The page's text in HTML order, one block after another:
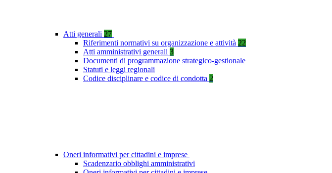
Atti generali 27
Riferimenti normativi su organizzazione e attività 22
Atti amministrativi generali 3
Documenti di programmazione strategico-gestionale
Statuti e leggi regionali
Codice disciplinare e codice di condotta 2
Oneri informativi per cittadini e imprese
Scadenzario obblighi amministrativi